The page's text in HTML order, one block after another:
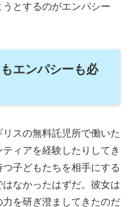
とするのがエンパシー
エンパシーも必
スの無料託児所で働いた
ィアを経験したりしてき
子どもたちを相手にする
なかったはずだ。彼女は
を研ぎ澄ましてきたのだ